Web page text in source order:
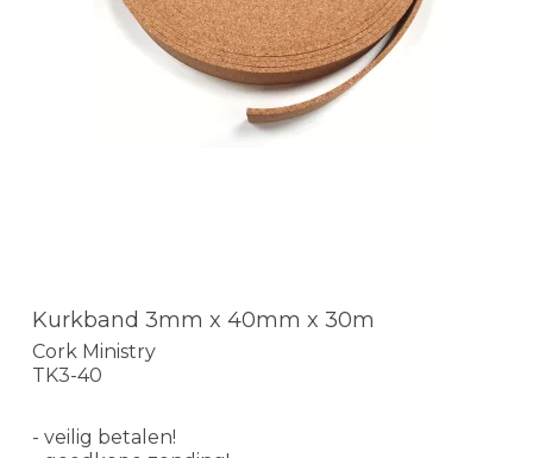
Kurkband 3mm x 40mm x 30m
Cork Ministry
TK3-40
- veilig betalen!